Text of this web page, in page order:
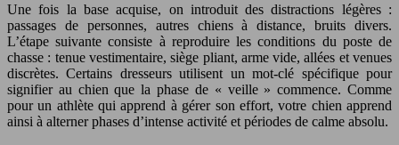
Une fois la base acquise, on introduit des distractions légères :
passages de personnes, autres chiens à distance, bruits divers.
L’étape suivante consiste à reproduire les conditions du poste de
chasse : tenue vestimentaire, siège pliant, arme vide, allées et venues
discrètes. Certains dresseurs utilisent un mot-clé spécifique pour
signifier au chien que la phase de « veille » commence. Comme
pour un athlète qui apprend à gérer son effort, votre chien apprend
ainsi à alterner phases d’intense activité et périodes de calme absolu.